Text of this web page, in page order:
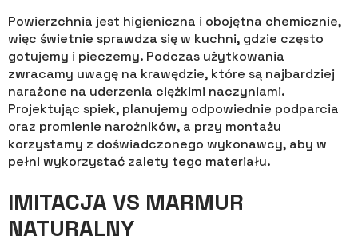
Powierzchnia jest higieniczna i obojętna chemicznie,
więc świetnie sprawdza się w kuchni, gdzie często
gotujemy i pieczemy. Podczas użytkowania
zwracamy uwagę na krawędzie, które są najbardziej
narażone na uderzenia ciężkimi naczyniami.
Projektując spiek, planujemy odpowiednie podparcia
oraz promienie narożników, a przy montażu
korzystamy z doświadczonego wykonawcy, aby w
pełni wykorzystać zalety tego materiału.
IMITACJA VS MARMUR
NATURALNY